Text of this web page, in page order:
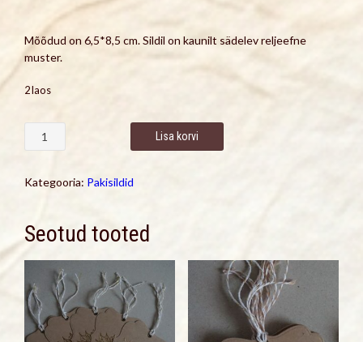
Mõõdud on 6,5*8,5 cm. Sildil on kaunilt sädelev reljeefne
muster.
2 laos
kogus
Lisa korvi
Kategooria: Pakisildid
Seotud tooted